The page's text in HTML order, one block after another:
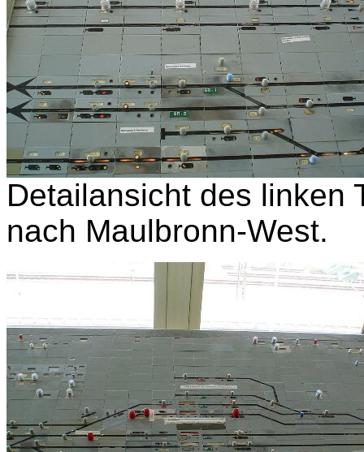
Detailansicht des linken
nach Maulbronn-West.